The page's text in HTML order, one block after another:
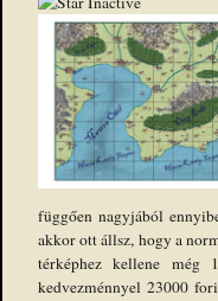
függően nagyjából
akkor ott állsz, hogy a
térképhez kellene még
kedvezménnyel 23000